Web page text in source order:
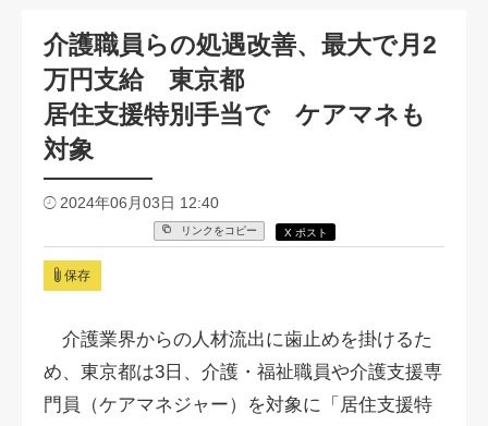
介護職員らの処遇改善、最大で月2
万円支給 東京都
居住支援特別手当で ケアマネも
対象
2024年06月03日 12:40
リンクをコピー X ポスト
保存
介護業界からの人材流出に歯止めを掛けるた
め、東京都は3日、介護・福祉職員や介護支援専
門員（ケアマネジャー）を対象に「居住支援特